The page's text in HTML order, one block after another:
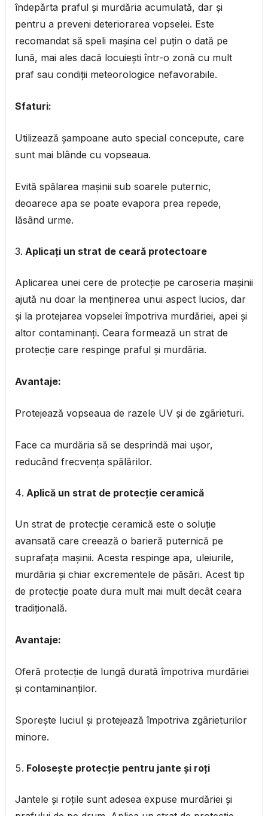
îndepărta praful și murdăria acumulată, dar și
pentru a preveni deteriorarea vopselei. Este
recomandat să speli mașina cel puțin o dată pe
lună, mai ales dacă locuiești într-o zonă cu mult
praf sau condiții meteorologice nefavorabile.
Sfaturi:
Utilizează șampoane auto special concepute, care
sunt mai blânde cu vopseaua.
Evită spălarea mașinii sub soarele puternic,
deoarece apa se poate evapora prea repede,
lăsând urme.
Aplicați un strat de ceară protectoare
Aplicarea unei cere de protecție pe caroseria mașinii
ajută nu doar la menținerea unui aspect lucios, dar
și la protejarea vopselei împotriva murdăriei, apei și
altor contaminanți. Ceara formează un strat de
protecție care respinge praful și murdăria.
Avantaje:
Protejează vopseaua de razele UV și de zgârieturi.
Face ca murdăria să se desprindă mai ușor,
reducând frecvența spălărilor.
Aplică un strat de protecție ceramică
Un strat de protecție ceramică este o soluție
avansată care creează o barieră puternică pe
suprafața mașinii. Acesta respinge apa, uleiurile,
murdăria și chiar excrementele de păsări. Acest tip
de protecție poate dura mult mai mult decât ceara
tradițională.
Avantaje:
Oferă protecție de lungă durată împotriva murdăriei
și contaminanților.
Sporește luciul și protejează împotriva zgârieturilor
minore.
Folosește protecție pentru jante și roți
Jantele și roțile sunt adesea expuse murdăriei și